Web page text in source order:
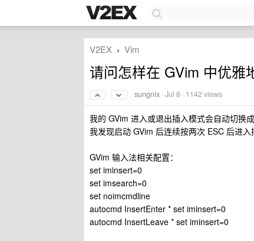
V2EX › Vim
请问怎样在 GVim 中优雅
sungnix ·Jul 8 · 1142 views
我的 GVim 进入或退出插入模式会自动切换成
我发现启动 GVim 后连续按两次 ESC 后进入
GVim 输入法相关配置：
set iminsert=0
set imsearch=0
set noimcmdline
autocmd InsertEnter * set iminsert=0
autocmd InsertLeave * set iminsert=0